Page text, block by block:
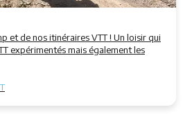
et de nos itinéraires VTT ! Un loisir qui
expérimentés mais également les